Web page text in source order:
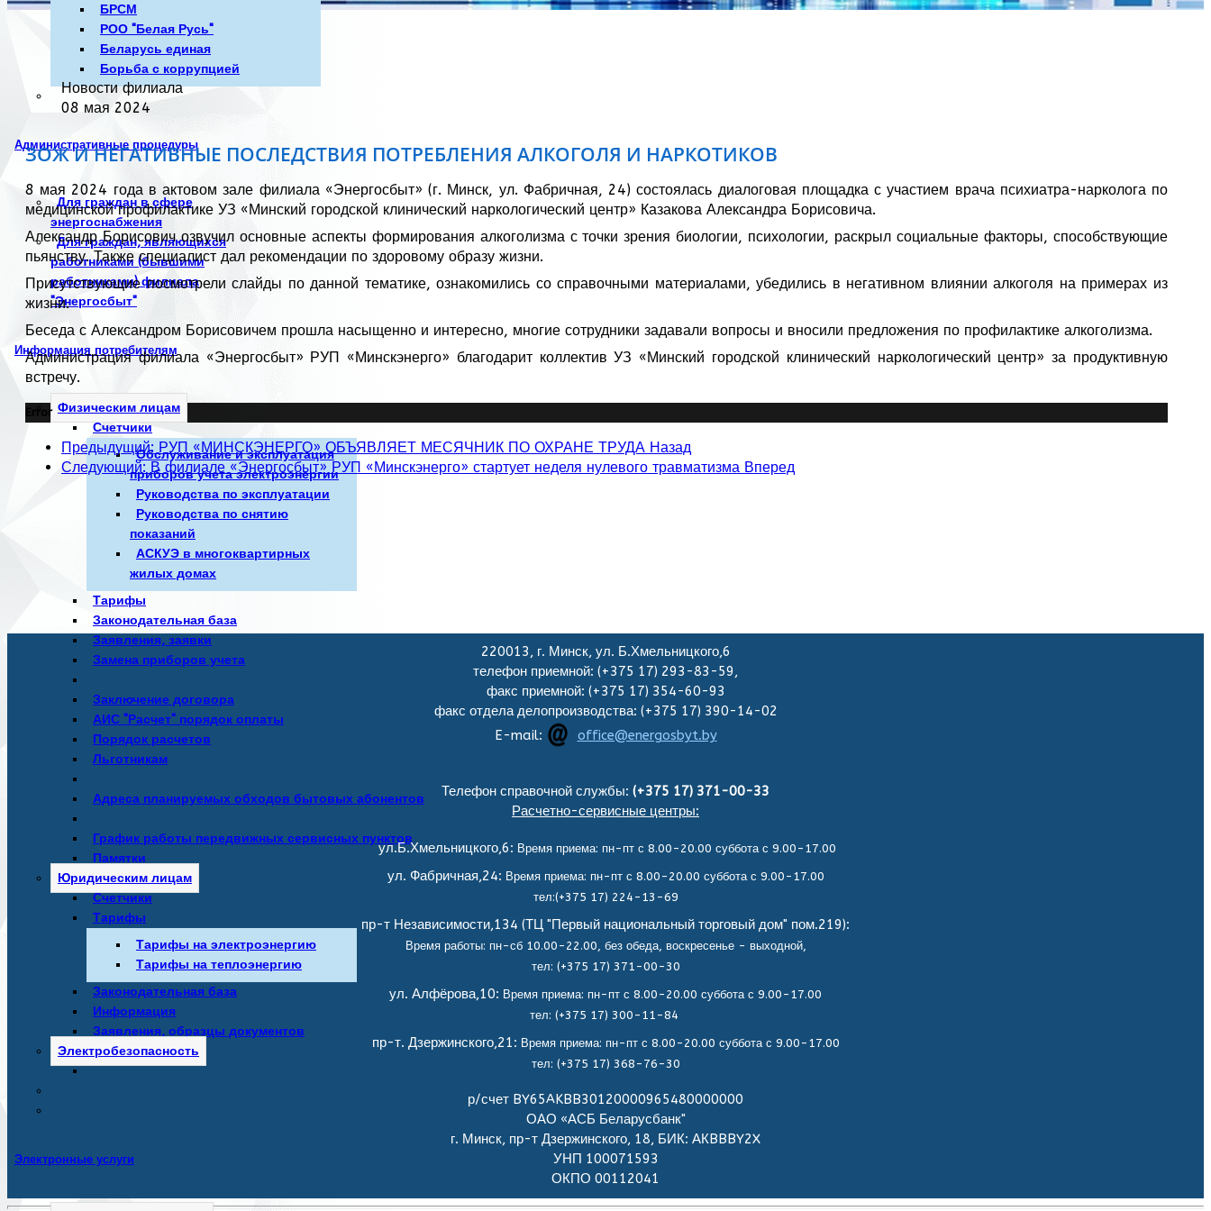
БРСМ
РОО "Белая Русь"
Беларусь единая
Борьба с коррупцией
Административные процедуры
Для граждан в сфере
энергоснабжения
Для граждан, являющихся
работниками (бывшими
работниками) филиала
"Энергосбыт"
Информация потребителям
Физическим лицам
Счетчики
Обслуживание и эксплуатация
приборов учета электроэнергии
Руководства по эксплуатации
Руководства по снятию
показаний
АСКУЭ в многоквартирных
жилых домах
Тарифы
Законодательная база
Заявления, заявки
Замена приборов учета
Заключение договора
АИС "Расчет" порядок оплаты
Порядок расчетов
Льготникам
Адреса планируемых обходов бытовых абонентов
График работы передвижных сервисных пунктов
Памятки
Юридическим лицам
Счетчики
Тарифы
Тарифы на электроэнергию
Тарифы на теплоэнергию
Законодательная база
Информация
Заявления, образцы документов
Электробезопасность
Электронные услуги
Новости филиала
08 мая 2024
ЗОЖ И НЕГАТИВНЫЕ ПОСЛЕДСТВИЯ ПОТРЕБЛЕНИЯ АЛКОГОЛЯ И НАРКОТИКОВ
8 мая 2024 года в актовом зале филиала «Энергосбыт» (г. Минск, ул. Фабричная, 24) состоялась диалоговая площадка с участием врача психиатра-нарколога по
медицинской профилактике УЗ «Минский городской клинический наркологический центр» Казакова Александра Борисовича.
Александр Борисович озвучил основные аспекты формирования алкоголизма с точки зрения биологии, психологии, раскрыл социальные факторы, способствующие
пьянству. Также специалист дал рекомендации по здоровому образу жизни.
Присутствующие посмотрели слайды по данной тематике, ознакомились со справочными материалами, убедились в негативном влиянии алкоголя на примерах из
жизни.
Беседа с Александром Борисовичем прошла насыщенно и интересно, многие сотрудники задавали вопросы и вносили предложения по профилактике алкоголизма.
Администрация филиала «Энергосбыт» РУП «Минскэнерго» благодарит коллектив УЗ «Минский городской клинический наркологический центр» за продуктивную
встречу.
Error
Предыдущий: РУП «МИНСКЭНЕРГО» ОБЪЯВЛЯЕТ МЕСЯЧНИК ПО ОХРАНЕ ТРУДА Назад
Следующий: В филиале «Энергосбыт» РУП «Минскэнерго» стартует неделя нулевого травматизма Вперед
220013, г. Минск, ул. Б.Хмельницкого,6
телефон приемной: (+375 17) 293-83-59,
факс приемной: (+375 17) 354-60-93
факс отдела делопроизводства: (+375 17) 390-14-02
E-mail:
office@energosbyt.by
Телефон справочной службы: (+375 17) 371-00-33
Расчетно-сервисные центры:
ул.Б.Хмельницкого,6: Время приема: пн-пт с 8.00-20.00 суббота с 9.00-17.00
ул. Фабричная,24: Время приема: пн-пт с 8.00-20.00 суббота с 9.00-17.00
тел:(+375 17) 224-13-69
пр-т Независимости,134 (ТЦ "Первый национальный торговый дом" пом.219):
Время работы: пн-сб 10.00-22.00, без обеда, воскресенье - выходной,
тел: (+375 17) 371-00-30
ул. Алфёрова,10: Время приема: пн-пт с 8.00-20.00 суббота с 9.00-17.00
тел: (+375 17) 300-11-84
пр-т. Дзержинского,21: Время приема: пн-пт с 8.00-20.00 суббота с 9.00-17.00
тел: (+375 17) 368-76-30
р/счет BY65AKBB30120000965480000000
ОАО «АСБ Беларусбанк"
г. Минск, пр-т Дзержинского, 18, БИК: АКBBBY2X
УНП 100071593
ОКПО 00112041